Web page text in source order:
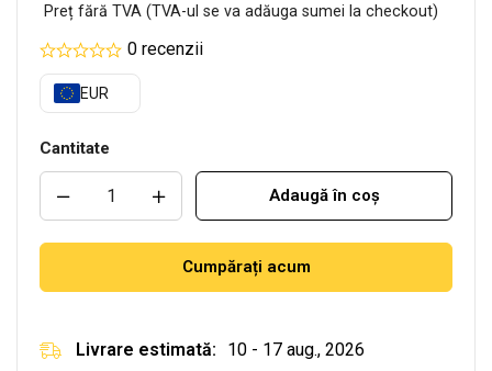
Preț fără TVA (TVA-ul se va adăuga sumei la checkout)
0 recenzii
EUR
Cantitate
Adaugă în coș
Cumpărați acum
Livrare estimată: 10 - 17 aug., 2026